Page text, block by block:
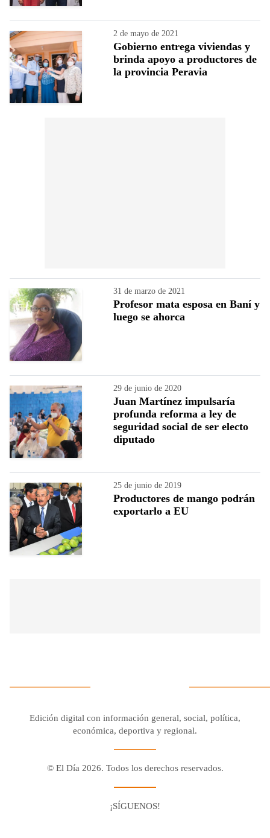
2 de mayo de 2021
Gobierno entrega viviendas y
brinda apoyo a productores de
la provincia Peravia
31 de marzo de 2021
Profesor mata esposa en Baní y
luego se ahorca
29 de junio de 2020
Juan Martínez impulsaría
profunda reforma a ley de
seguridad social de ser electo
diputado
25 de junio de 2019
Productores de mango podrán
exportarlo a EU
Edición digital con información general, social, política,
económica, deportiva y regional.
© El Día 2026. Todos los derechos reservados.
¡SÍGUENOS!